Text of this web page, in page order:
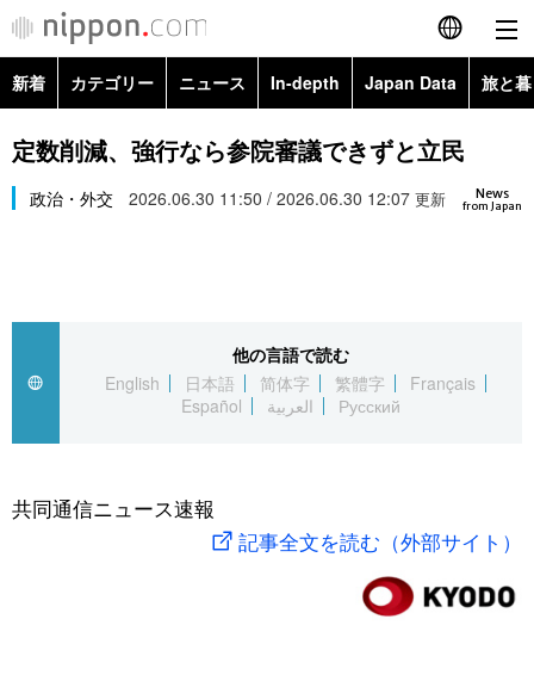
English
简体字
繁體字
العربية
社会
旅と暮らし
新着 カテゴリー ニュース In-depth Japan Data 旅と
政治・外交
経済・ビジネス
社会
文化
科学・技術
暮らし
Topics
Images
お知らせ
定数削減、強行なら参院審議できずと立民
News
from Japan
政治・外交 2026.06.30 11:50 / 2026.06.30 12:07 更新
他の言語で読む
English
日本語 简体字 繁體字
Français
Español
العربية Русский
共同通信ニュース速報
記事全文を読む（外部サイト）